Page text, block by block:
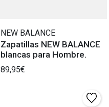
NEW BALANCE
Zapatillas NEW BALANCE
blancas para Hombre.
89,95€